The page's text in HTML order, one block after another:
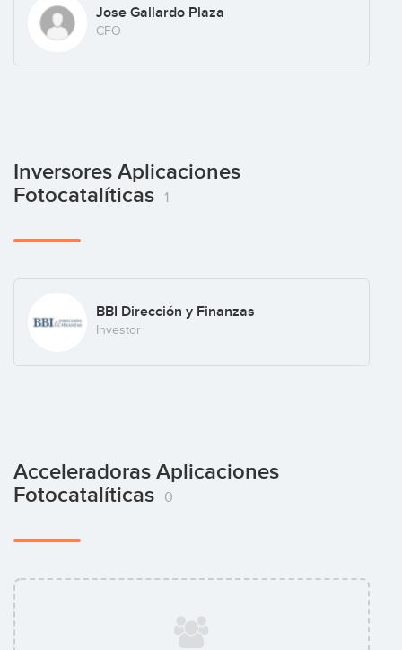
Jose Gallardo Plaza
CFO
Inversores Aplicaciones
Fotocatalíticas
1
BBI Dirección y Finanzas
Investor
Acceleradoras Aplicaciones
Fotocatalíticas
0